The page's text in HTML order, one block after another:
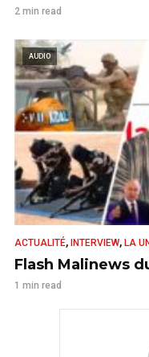
2 min read
AUDIO
ACTUALITÉ, INTERVIEW, LA
Flash Malinews
1 min read